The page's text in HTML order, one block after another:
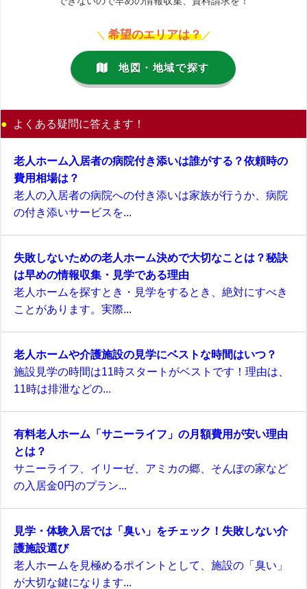
＼ 希望のエリアは？ ／
地図・地域で探す
よくある疑問に答えます！
老人ホーム入居者の病院付き添いは誰がする？依頼時の
費用相場は？
老人の入居者の病院への付き添いは家族が行うか、病院
の付き添いサービスを...
失敗しないための老人ホーム決めで大切なことは？秘訣
は早めの情報収集・見学である理由
老人ホームを探すとき・見学をするとき、絶対にすべき
ことがあります。実際...
老人ホームや介護施設の見学にベストな時間はいつ？
施設見学の時間は11時スタートがベストです！理由は、
11時は排泄などの...
有料老人ホーム「サニーライフ」の月額費用が安い理由
とは？
サニーライフ、イリーゼ、アミカの郷、そんぽの家など
の入居金0円のプラン...
見学・体験入居では「臭い」をチェック！失敗しない介
護施設選び
老人ホームを見極めるポイントとして、施設の「臭い」
が大切な鍵になります...